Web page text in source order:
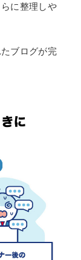
に整理しや
ブログが完